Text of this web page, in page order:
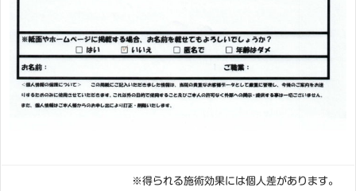
※得られる施術効果には個人差があります。